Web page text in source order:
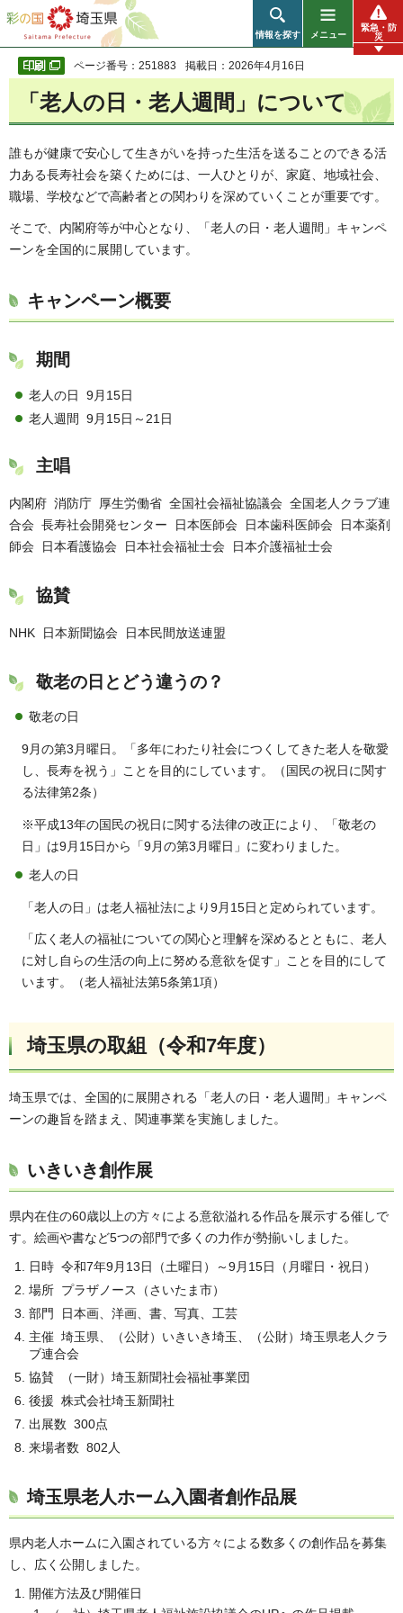
彩の国 埼玉県
情報を探す メニュー
緊急・防
災
ページ番号：251883 掲載日：2026年4月16日
「老人の日・老人週間」について
誰もが健康で安心して生きがいを持った生活を送ることのできる活
力ある長寿社会を築くためには、一人ひとりが、家庭、地域社会、
職場、学校などで高齢者との関わりを深めていくことが重要です。
そこで、内閣府等が中心となり、「老人の日・老人週間」キャンペ
ーンを全国的に展開しています。
キャンペーン概要
期間
老人の日 9月15日
老人週間 9月15日～21日
主唱
内閣府 消防庁 厚生労働省 全国社会福祉協議会 全国老人クラブ連
合会 長寿社会開発センター 日本医師会 日本歯科医師会 日本薬剤
師会 日本看護協会 日本社会福祉士会 日本介護福祉士会
協賛
NHK 日本新聞協会 日本民間放送連盟
敬老の日とどう違うの？
敬老の日
9月の第3月曜日。「多年にわたり社会につくしてきた老人を敬愛
し、長寿を祝う」ことを目的にしています。（国民の祝日に関す
る法律第2条）
※平成13年の国民の祝日に関する法律の改正により、「敬老の
日」は9月15日から「9月の第3月曜日」に変わりました。
老人の日
「老人の日」は老人福祉法により9月15日と定められています。
「広く老人の福祉についての関心と理解を深めるとともに、老人
に対し自らの生活の向上に努める意欲を促す」ことを目的にして
います。（老人福祉法第5条第1項）
埼玉県の取組（令和7年度）
埼玉県では、全国的に展開される「老人の日・老人週間」キャンペ
ーンの趣旨を踏まえ、関連事業を実施しました。
いきいき創作展
県内在住の60歳以上の方々による意欲溢れる作品を展示する催しで
す。絵画や書など5つの部門で多くの力作が勢揃いしました。
日時 令和7年9月13日（土曜日）～9月15日（月曜日・祝日）
場所 プラザノース（さいたま市）
部門 日本画、洋画、書、写真、工芸
主催 埼玉県、（公財）いきいき埼玉、（公財）埼玉県老人クラ
ブ連合会
協賛 （一財）埼玉新聞社会福祉事業団
後援 株式会社埼玉新聞社
出展数 300点
来場者数 802人
埼玉県老人ホーム入園者創作品展
県内老人ホームに入園されている方々による数多くの創作品を募集
し、広く公開しました。
開催方法及び開催日